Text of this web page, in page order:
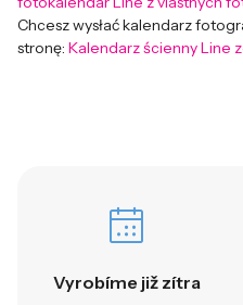
Chcesz wysłać kalendarz
stronę: Kalendarz ścienny Line
Vyrobíme již zítra